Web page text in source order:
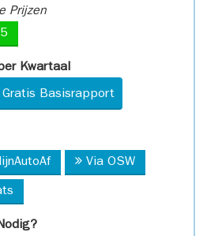
Prijzen
Kwartaal
Gratis Basisrapport
Via OSW